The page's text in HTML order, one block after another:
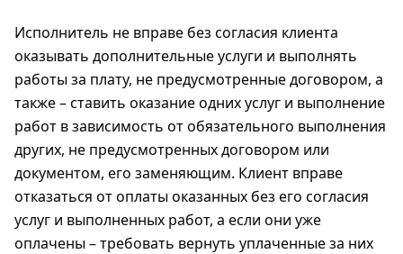
Исполнитель не вправе без согласия клиента
оказывать дополнительные услуги и выполнять
работы за плату, не предусмотренные договором, а
также – ставить оказание одних услуг и выполнение
работ в зависимость от обязательного выполнения
других, не предусмотренных договором или
документом, его заменяющим. Клиент вправе
отказаться от оплаты оказанных без его согласия
услуг и выполненных работ, а если они уже
оплачены – требовать вернуть уплаченные за них